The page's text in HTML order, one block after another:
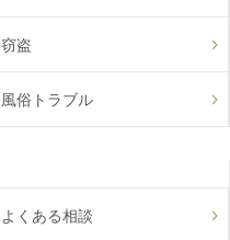
窃盗
風俗トラブル
よくある相談